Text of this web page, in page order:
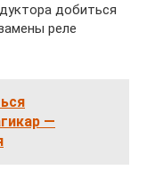
добиться
реле
—